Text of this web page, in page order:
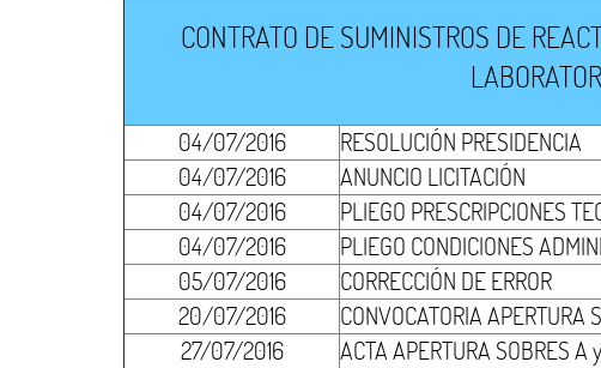
CONTRATO DE SUMINISTROS DE
04/07/2016 RESOLUCIÓN PRESIDENCIA
04/07/2016
ANUNCIO LICITACIÓN
04/07/2016
PLIEGO PRESCRIPCIONES
04/07/2016
PLIEGO CONDICIONES
05/07/2016
CORRECCIÓN DE ERROR
20/07/2016
CONVOCATORIA APERTURA
27/07/2016
ACTA APERTURA SOBRES A